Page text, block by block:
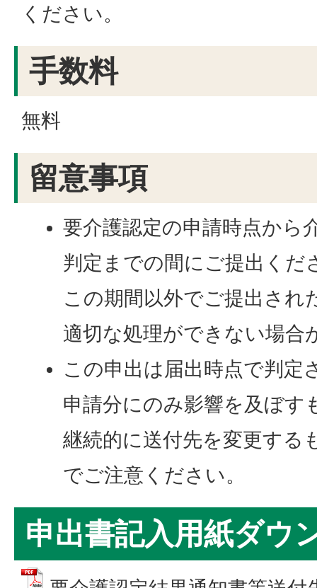
ください。
手数料
無料
留意事項
要介護認定の申請時点から
判定までの間にご提出くだ
この期間以外でご提出され
適切な処理ができない場合
この申出は届出時点で判定
申請分にのみ影響を及ぼす
継続的に送付先を変更する
でご注意ください。
申出書記入用紙ダウ